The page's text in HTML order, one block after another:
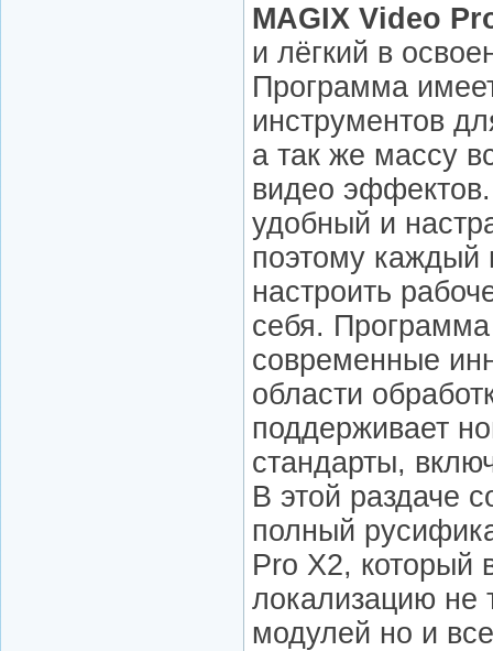
MAGIX Video
и лёгкий в
Программа
инструментов
а так же массу
видео
удобный и
поэтому каждый
настроить
себя. Программа
современные
области
поддерживает
стандарты,
В этой раздаче
полный
Pro X2, который
локализацию не
модулей но и